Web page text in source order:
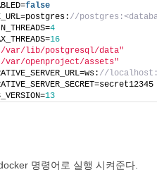
false
//
4
16
var/lib/postgresql/data"
var/openproject/assets"
//
13
명령어로 실행 시켜준다.